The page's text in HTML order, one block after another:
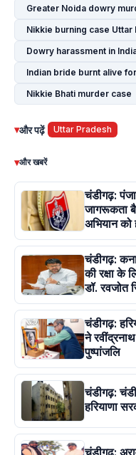
Greater Noida dowry
Nikkie burning case Uttar
Dowry harassment in
Indian bride burnt alive
Nikkie Bhati murder case
▾और पढ़ें Uttar Pradesh
▾और खबरें
चंडीगढ़:
जागरूकता
अभियान को
चंडीगढ़:
की रक्षा के
डॉ. रवजोत
चंडीगढ़:
ने
पुष्पांजलि
चंडीगढ़:
हरियाणा